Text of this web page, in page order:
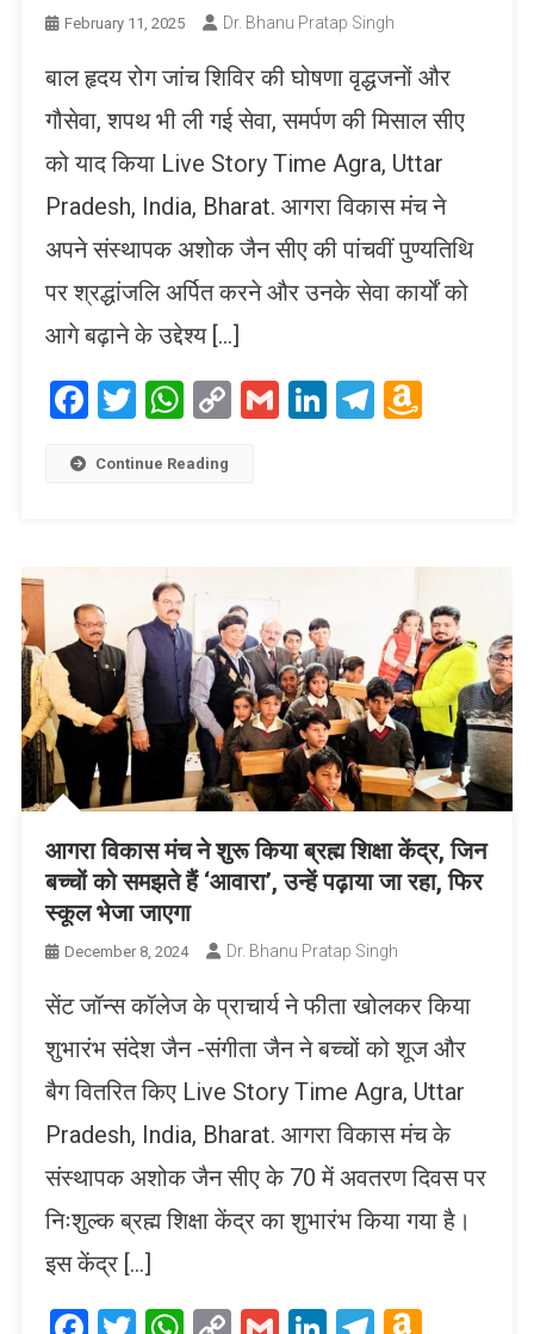
February 11, 2025 Dr. Bhanu Pratap Singh
बाल हृदय रोग जांच शिविर की घोषणा वृद्धजनों और
गौसेवा, शपथ भी ली गई सेवा, समर्पण की मिसाल सीए
को याद किया Live Story Time Agra, Uttar
Pradesh, India, Bharat. आगरा विकास मंच ने
अपने संस्थापक अशोक जैन सीए की पांचवीं पुण्यतिथि
पर श्रद्धांजलि अर्पित करने और उनके सेवा कार्यों को
आगे बढ़ाने के उद्देश्य […]
Facebook
Twitter
WhatsApp
CopyGmailLinkedIn
Telegram
Continue Reading
आगरा विकास मंच ने शुरू किया ब्रह्म शिक्षा केंद्र, जिन
बच्चों को समझते हैं ‘आवारा’, उन्हें पढ़ाया जा रहा, फिर
स्कूल भेजा जाएगा
December 8, 2024 Dr. Bhanu Pratap Singh
सेंट जॉन्स कॉलेज के प्राचार्य ने फीता खोलकर किया
शुभारंभ संदेश जैन -संगीता जैन ने बच्चों को शूज और
बैग वितरित किए Live Story Time Agra, Uttar
Pradesh, India, Bharat. आगरा विकास मंच के
संस्थापक अशोक जैन सीए के 70 में अवतरण दिवस पर
निःशुल्क ब्रह्म शिक्षा केंद्र का शुभारंभ किया गया है।
इस केंद्र […]